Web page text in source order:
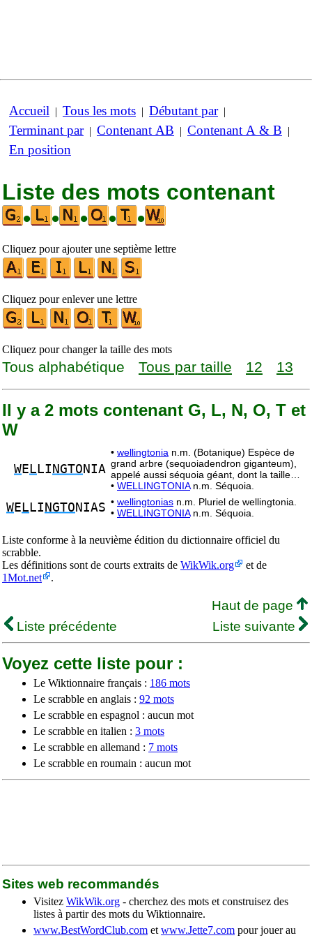
Accueil | Tous les mots | Débutant par|
Terminant par| Contenant AB | Contenant A & B |
En position
Liste des mots contenant
•
• • • •
Cliquez pour ajouter une septième lettre
Cliquez pour enlever une lettre
Cliquez pour changer la taille des mots
Tous alphabétique Tous par taille 12 13
Il y a 2 mots contenant G, L, N, O, T et
W
WE L LI NGTO NIA
• wellingtonia n.m. (Botanique) Espèce de
grand arbre (sequoiadendron giganteum),
appelé aussi séquoia géant, dont la taille…
• WELLINGTONIAn.m. Séquoia.
WE L LI NGTO NIAS • wellingtonias n.m. Pluriel de wellingtonia.
• WELLINGTONIAn.m. Séquoia.
Liste conforme à la neuvième édition du dictionnaire officiel du
scrabble.
Les définitions sont de courts extraits de WikWik.org
et de
1Mot.net
.
Haut de page
Liste précédente
Liste suivante
Voyez cette liste pour :
Le Wiktionnaire français : 186 mots
Le scrabble en anglais : 92 mots
Le scrabble en espagnol : aucun mot
Le scrabble en italien : 3 mots
Le scrabble en allemand : 7 mots
Le scrabble en roumain : aucun mot
Sites web recommandés
Visitez WikWik.org - cherchez des mots et construisez des
listes à partir des mots du Wiktionnaire.
www.BestWordClub.com et www.Jette7.com pour jouer au